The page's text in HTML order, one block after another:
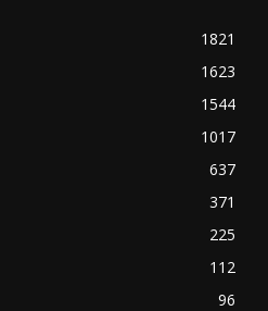
1821
1623
1544
1017
637
371
225
112
96